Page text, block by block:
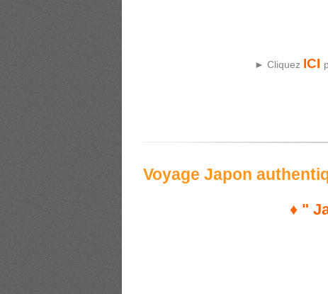
► Cliquez ICI
Voyage Japon
♦ "